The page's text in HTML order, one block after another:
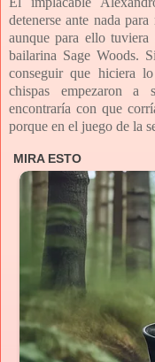
detenerse ante nada
aunque para ello
bailarina Sage Woods.
conseguir que hiciera
chispas empezaron a
encontraría con que
porque en el juego de la